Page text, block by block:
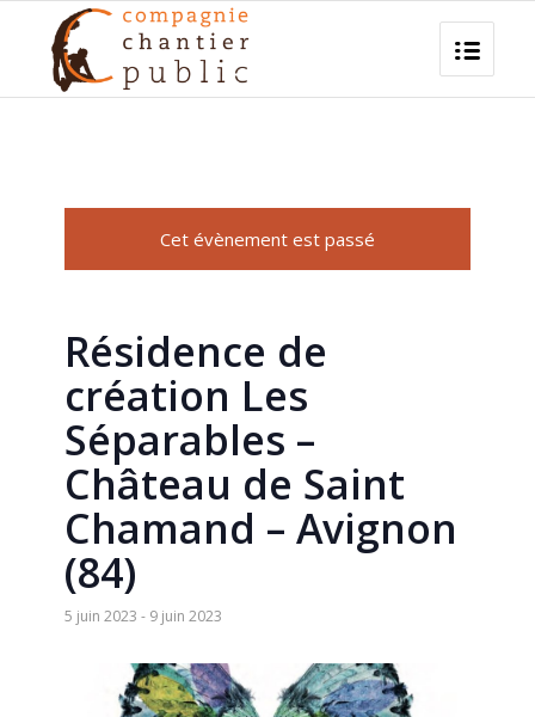
Cet évènement est passé
Résidence de
création Les
Séparables –
Château de Saint
Chamand – Avignon
(84)
5 juin 2023 - 9 juin 2023